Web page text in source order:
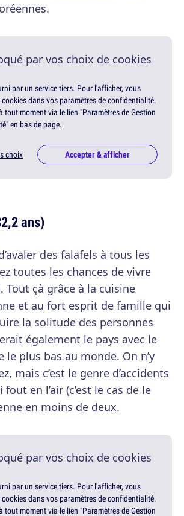
par vos choix de cookies
par un service tiers. Pour l'afficher, vous
cookies dans vos paramètres de confidentialité.
tout moment via le lien "Paramètres de Gestion
en bas de page.
choix Accepter & afficher
ans)
des falafels à tous les
toutes les chances de vivre
Tout çà grâce à la cuisine
et au fort esprit de famille qui
la solitude des personnes
également le pays avec le
le plus bas au monde. On n’y
mais c’est le genre d’accidents
en l’air (c’est le cas de le
en moins de deux.
par vos choix de cookies
par un service tiers. Pour l'afficher, vous
cookies dans vos paramètres de confidentialité.
tout moment via le lien "Paramètres de Gestion